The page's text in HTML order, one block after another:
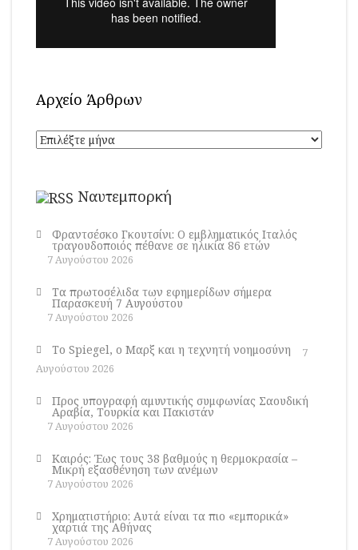
Αρχείο Άρθρων
Αρχείο
Άρθρων
Ναυτεμπορκή
Φραντσέσκο Γκουτσίνι: Ο εμβληματικός Ιταλός
τραγουδοποιός πέθανε σε ηλικία 86 ετών
7 Αυγούστου 2026
Τα πρωτοσέλιδα των εφημερίδων σήμερα
Παρασκευή 7 Αυγούστου
7 Αυγούστου 2026
Το Spiegel, ο Μαρξ και η τεχνητή νοημοσύνη
7
Αυγούστου 2026
Προς υπογραφή αμυντικής συμφωνίας Σαουδική
Αραβία, Τουρκία και Πακιστάν
7 Αυγούστου 2026
Καιρός: Έως τους 38 βαθμούς η θερμοκρασία –
Μικρή εξασθένηση των ανέμων
7 Αυγούστου 2026
Χρηματιστήριο: Αυτά είναι τα πιο «εμπορικά»
χαρτιά της Αθήνας
7 Αυγούστου 2026